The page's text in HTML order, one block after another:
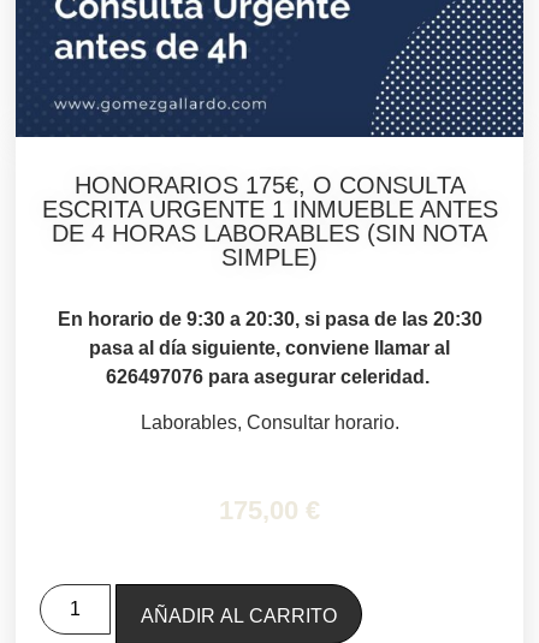
HONORARIOS 175€, O CONSULTA
ESCRITA URGENTE 1 INMUEBLE ANTES
DE 4 HORAS LABORABLES (SIN NOTA
SIMPLE)
En horario de 9:30 a 20:30, si pasa de las 20:30
pasa al día siguiente, conviene llamar al
626497076 para asegurar celeridad.
Laborables, Consultar horario.
175,00 €
AÑADIR AL CARRITO